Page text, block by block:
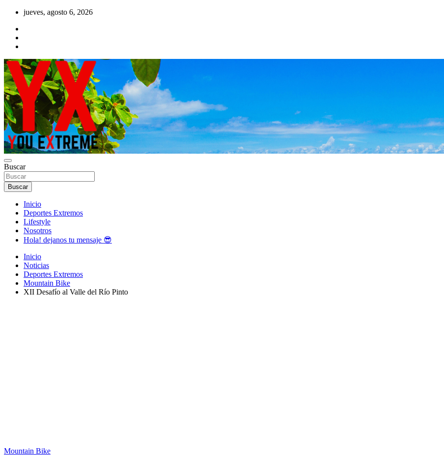
Saltar
contenido
jueves, agosto 6, 2026
YOU EXTREME
YX Deportes Extremos Lifestyle
Buscar
Buscar
Inicio
Deportes Extremos
Lifestyle
Nosotros
Hola! dejanos tu mensaje 😎
Inicio
Noticias
Deportes Extremos
Mountain Bike
XII Desafío al Valle del Río Pinto
Mountain Bike